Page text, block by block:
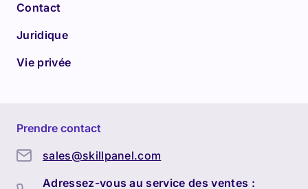
Contact
Juridique
Vie privée
Prendre contact
sales@skillpanel.com
Adressez-vous au service des ventes :